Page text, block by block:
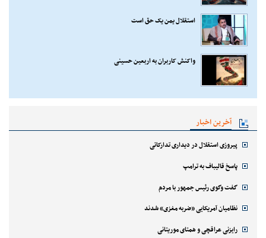
استقلال یمن یک حق است
واکنش کاربران به اربعین حسینی
آخرین اخبار
پیروزی استقلال در دیداری تدارکاتی
پاسخ قالیباف به ترامپ
گفت وگوی رئیس جمهور با مردم
نظامیان آمریکایی «ضربه مغزی» شدند
رایزنی عراقچی و همتای موریتانی